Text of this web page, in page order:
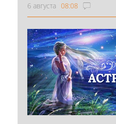
6 августа 08:08